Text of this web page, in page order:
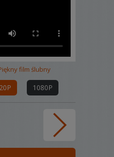
film ślubny
1080P